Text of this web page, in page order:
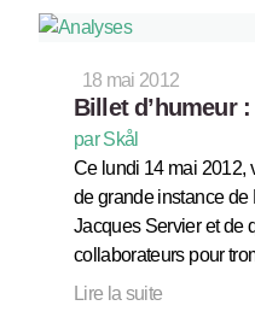
18 mai 2012
Billet d’humeur
par Skål
Ce lundi 14 mai 2012,
de grande instance de
Jacques Servier et de
collaborateurs pour
Lire la suite